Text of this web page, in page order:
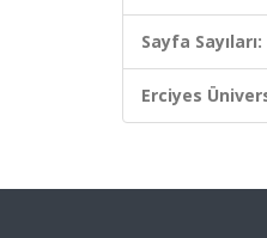
Sayfa Sayıları:
Erciyes